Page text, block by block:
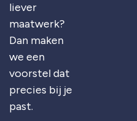
liever
maatwerk?
Dan maken
we een
voorstel dat
precies bij je
past.